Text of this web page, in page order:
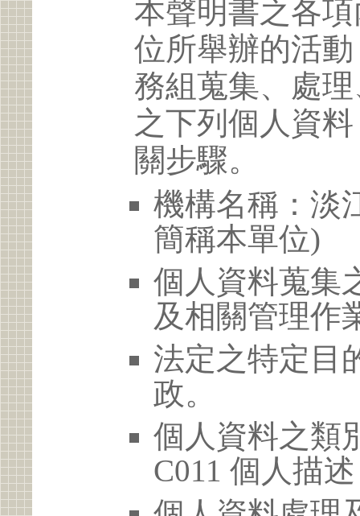
本聲明書之各
位所舉辦的活
務組蒐集、處
之下列個人資
關步驟。
機構名稱：淡
簡稱本單位)
個人資料蒐集
及相關管理作
法定之特定目
政。
個人資料之類
C011 個人描述